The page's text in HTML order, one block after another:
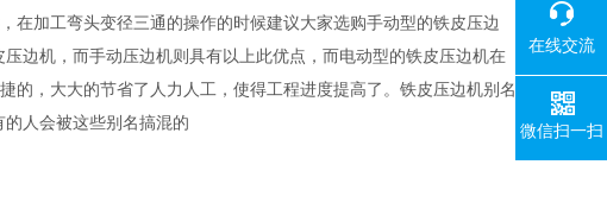
在加工弯头变径三通的操作的时候建议大家选购手动型的铁皮压边
边机，而手动压边机则具有以上此优点，而电动型的铁皮压边机在
的，大大的节省了人力人工，使得工程进度提高了。铁皮压边机别名
人会被这些别名搞混的
在线交流
微信扫一扫